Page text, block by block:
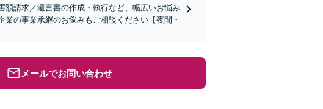
額請求／遺言書の作成・執行など、幅広いお悩み
の事業承継のお悩みもご相談ください【夜間・
メールでお問い合わせ